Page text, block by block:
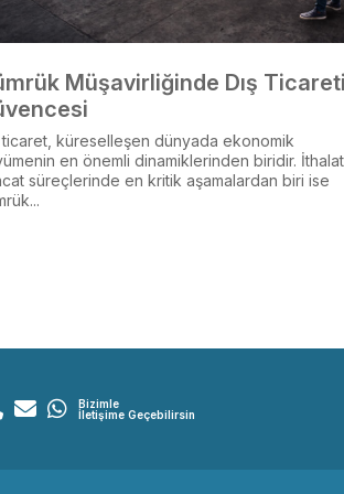
Müşavirliğinde Dış
ticaret, küreselleşen dünyada ekonomik
en önemli dinamiklerinden biridir.
süreçlerinde en kritik aşamalardan biri ise
Bizimle
İletişime Geçebilirsin